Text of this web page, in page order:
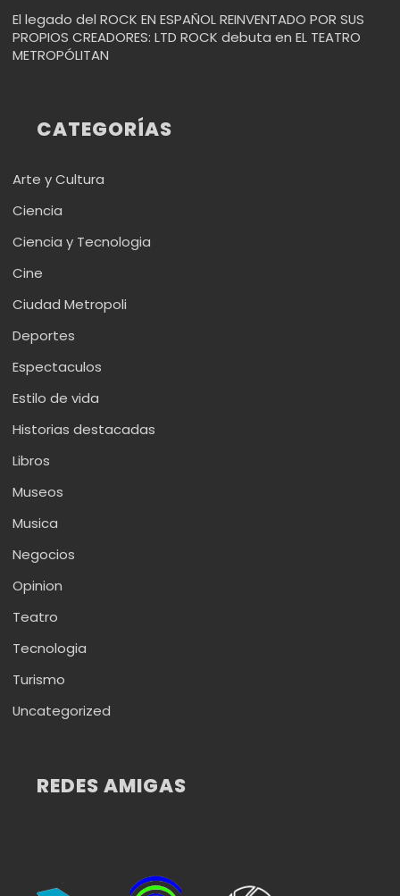
El legado del ROCK EN ESPAÑOL REINVENTADO POR SUS
PROPIOS CREADORES: LTD ROCK debuta en EL TEATRO
METROPÓLITAN
CATEGORÍAS
Arte y Cultura
Ciencia
Ciencia y Tecnologia
Cine
Ciudad Metropoli
Deportes
Espectaculos
Estilo de vida
Historias destacadas
Libros
Museos
Musica
Negocios
Opinion
Teatro
Tecnologia
Turismo
Uncategorized
REDES AMIGAS